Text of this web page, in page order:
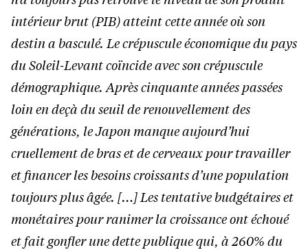
intérieur brut (PIB) atteint cette année où son
destin a basculé. Le crépuscule économique du pays
du Soleil-Levant coïncide avec son crépuscule
démographique. Après cinquante années passées
loin en deçà du seuil de renouvellement des
générations, le Japon manque aujourd’hui
cruellement de bras et de cerveaux pour travailler
et financer les besoins croissants d’une population
toujours plus âgée. […] Les tentative budgétaires et
monétaires pour ranimer la croissance ont échoué
et fait gonfler une dette publique qui, à 260% du